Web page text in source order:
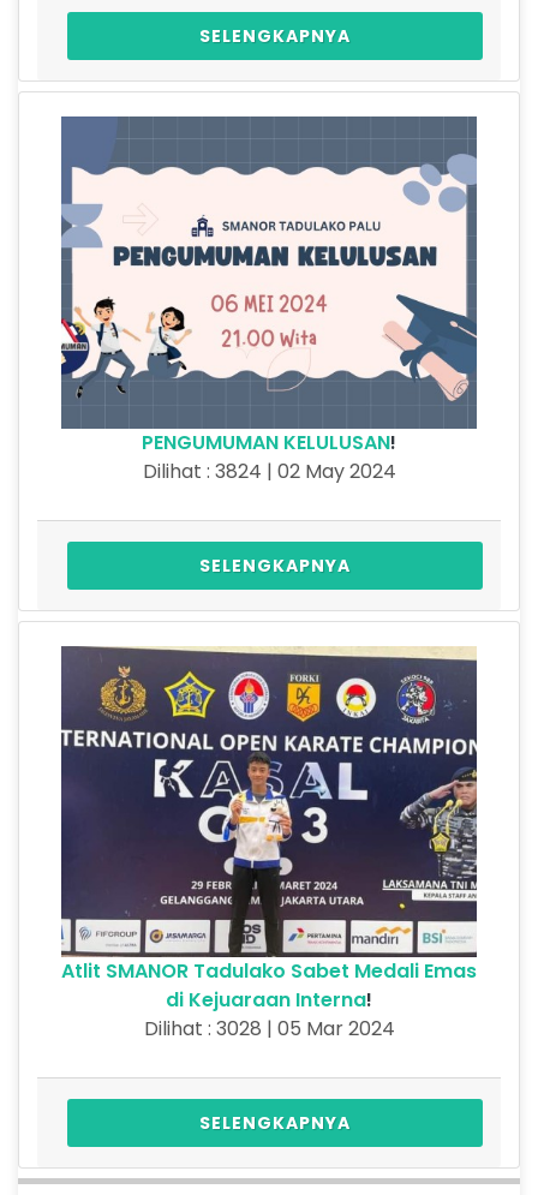
SELENGKAPNYA
PENGUMUMAN KELULUSAN!
Dilihat : 3824 | 02 May 2024
SELENGKAPNYA
Atlit SMANOR Tadulako Sabet Medali Emas
di Kejuaraan Interna!
Dilihat : 3028 | 05 Mar 2024
SELENGKAPNYA